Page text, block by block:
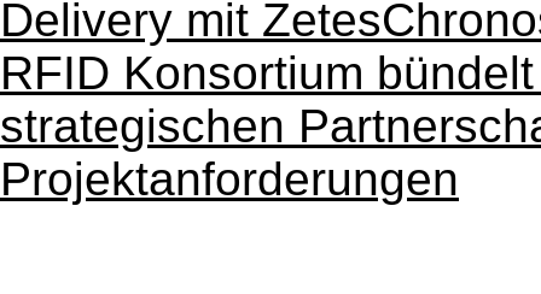
Delivery mit
RFID Konsortium
strategischen
Projektanforderungen